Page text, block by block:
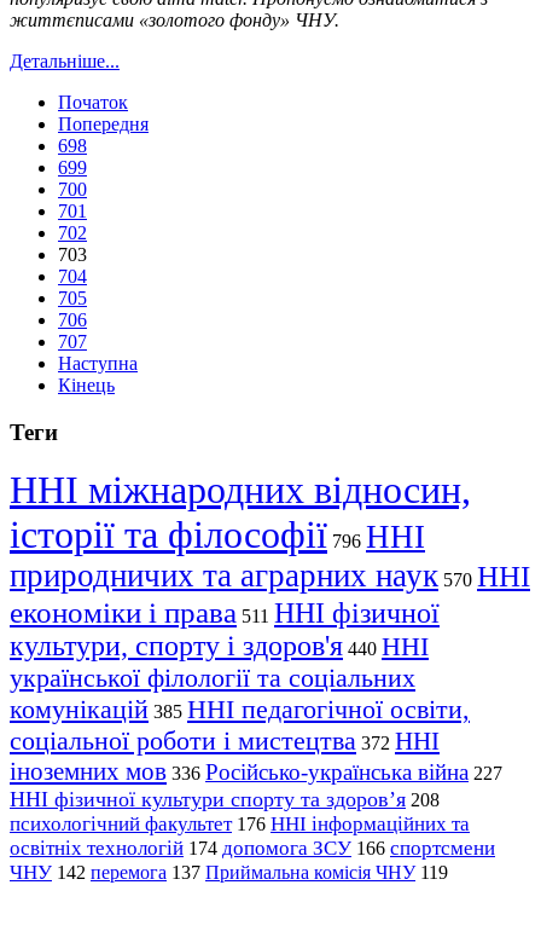
життєписами «золотого фонду» ЧНУ.
Детальніше...
Початок
Попередня
698
699
700
701
702
703
704
705
706
707
Наступна
Кінець
Теги
ННІ міжнародних відносин,
історії та філософії 796 ННІ
природничих та аграрних наук 570 ННІ
економіки і права 511 ННІ фізичної
культури, спорту і здоров'я 440 ННІ
української філології та соціальних
комунікацій 385 ННІ педагогічної освіти,
соціальної роботи і мистецтва 372 ННІ
іноземних мов 336 Російсько-українська війна 227
ННІ фізичної культури спорту та здоров’я 208
психологічний факультет 176 ННІ інформаційних та
освітніх технологій 174 допомога ЗСУ 166 спортсмени
ЧНУ 142 перемога 137 Приймальна комісія ЧНУ 119